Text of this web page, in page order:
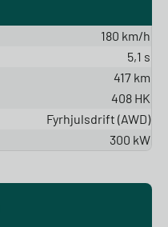
180 km/h
5,1 s
417 km
408 HK
Fyrhjulsdrift (AWD)
300 kW